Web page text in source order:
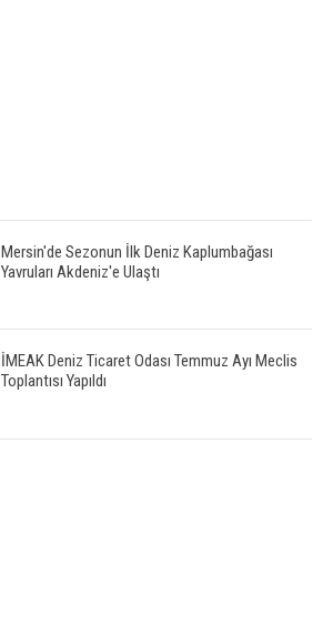
Mersin'de Sezonun İlk Deniz Kaplumbağası
Yavruları Akdeniz'e Ulaştı
İMEAK Deniz Ticaret Odası Temmuz Ayı Meclis
Toplantısı Yapıldı